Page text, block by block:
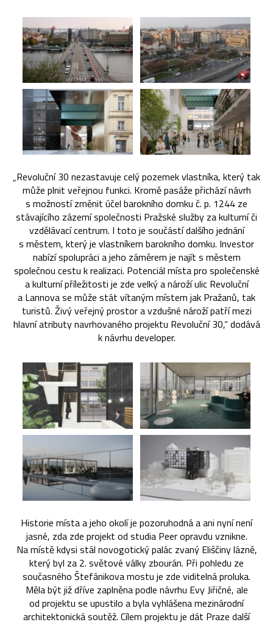
„Revoluční 30 nezastavuje celý pozemek vlastníka, který tak
může plnit veřejnou funkci. Kromě pasáže přichází návrh
s možností změnit účel barokního domku č. p. 1244 ze
stávajícího zázemí společnosti Pražské služby za kulturní či
vzdělávací centrum. I toto je součástí dalšího jednání
s městem, který je vlastníkem barokního domku. Investor
nabízí spolupráci a jeho záměrem je najít s městem
společnou cestu k realizaci. Potenciál místa pro společenské
a kulturní příležitosti je zde velký a nároží ulic Revoluční
a Lannova se může stát vítaným místem jak Pražanů, tak
turistů. Živý veřejný prostor a vzdušné nároží patří mezi
hlavní atributy navrhovaného projektu Revoluční 30,“ dodává
k návrhu developer.
Historie místa a jeho okolí je pozoruhodná a ani nyní není
jasné, zda zde projekt od studia Peer opravdu vznikne.
Na místě kdysi stál novogotický palác zvaný Eliščiny lázně,
který byl za 2. světové války zbourán. Při pohledu ze
současného Štefánikova mostu je zde viditelná proluka.
Měla být již dříve zaplněna podle návrhu Evy Jiřičné, ale
od projektu se upustilo a byla vyhlášena mezinárodní
architektonická soutěž. Cílem projektu je dát Praze další